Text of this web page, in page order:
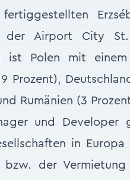
der Airport City
ist Polen mit
Prozent),
Rumänien (3
und Developer
in
der